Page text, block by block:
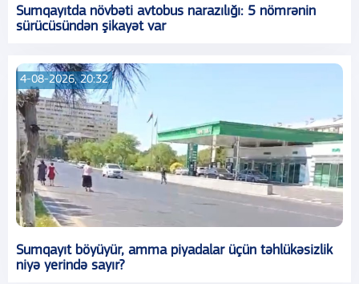
Sumqayıtda növbəti avtobus narazılığı: 5 nömrənin
sürücüsündən şikayət var
4-08-2026, 20:32
Sumqayıt böyüyür, amma piyadalar üçün təhlükəsizlik
niyə yerində sayır?